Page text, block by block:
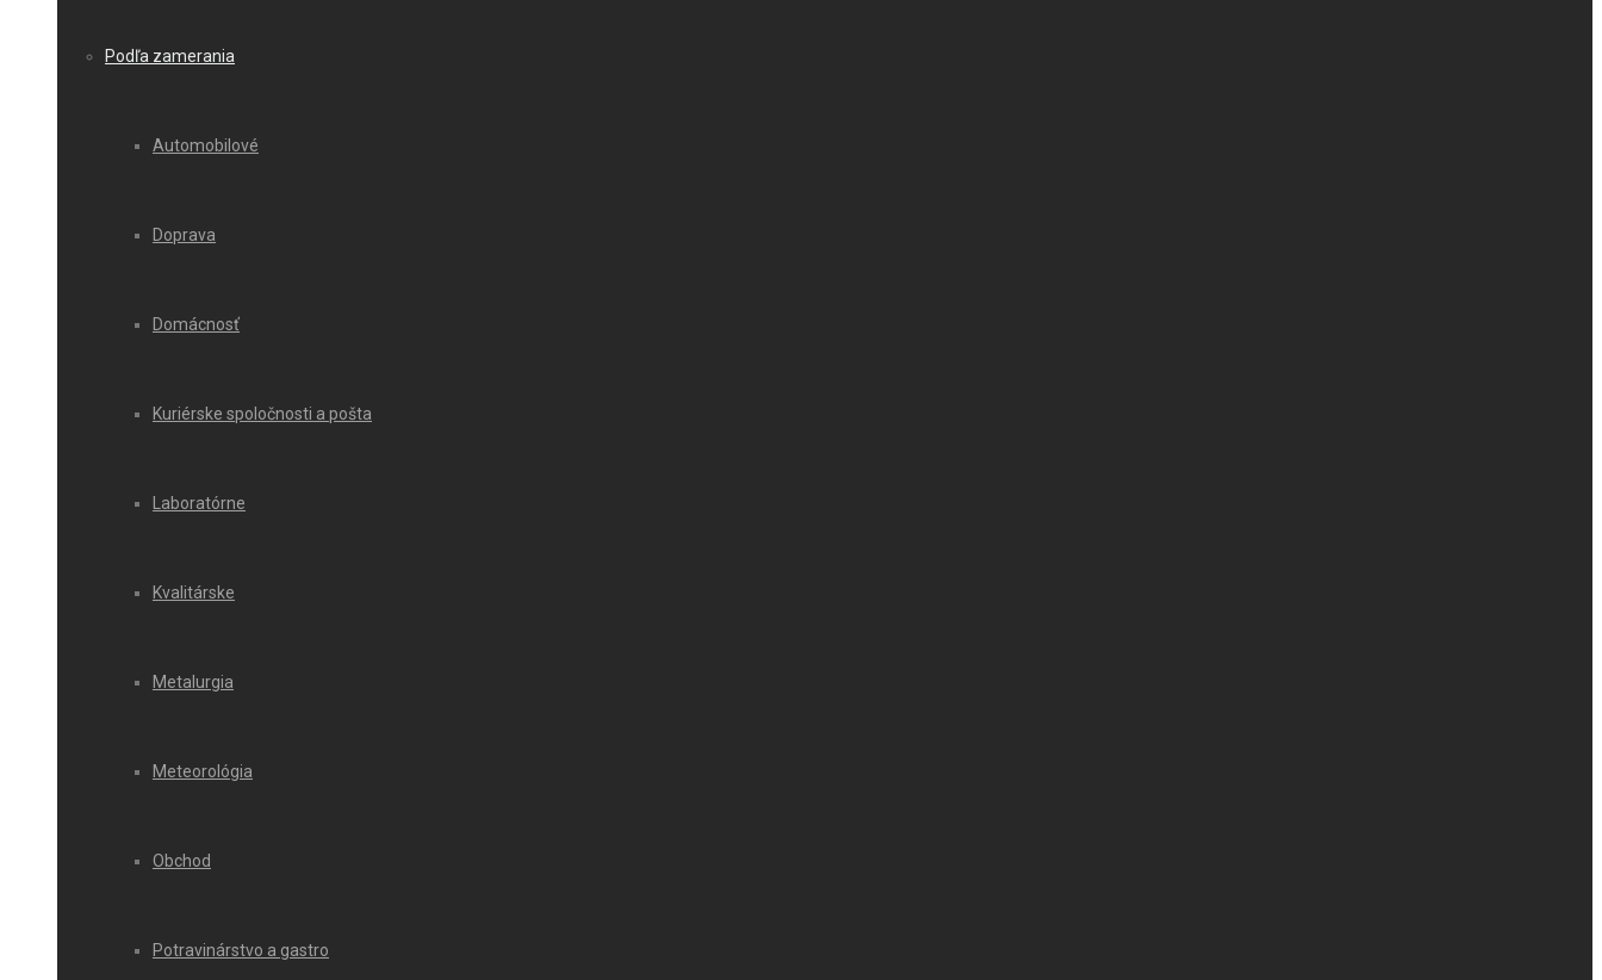
Podľa zamerania
Automobilové
Doprava
Domácnosť
Kuriérske spoločnosti a pošta
Laboratórne
Kvalitárske
Metalurgia
Meteorológia
Obchod
Potravinárstvo a gastro